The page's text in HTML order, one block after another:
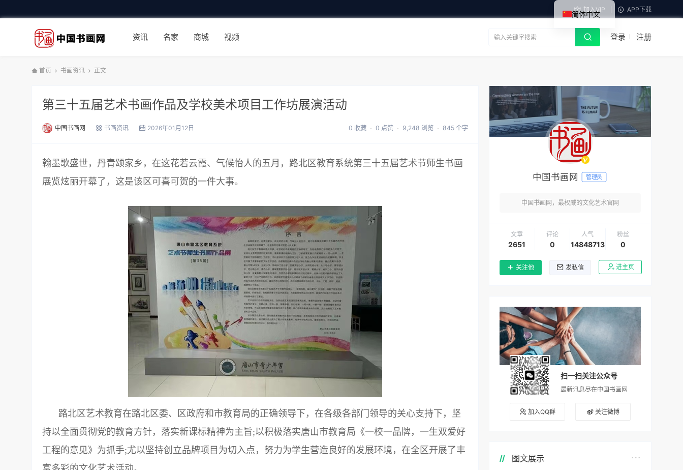
加入VIP APP下载
资讯 名家 商城 视频 登录 注册
首页 书画资讯 正文
第三十五届艺术书画作品及学校美术项目工作坊展演活动
中国书画网 书画资讯 2026年01月12日 0 收藏 0 点赞 9,248 浏览 845 个字
翰墨歌盛世，丹青颂家乡，在这花若云霞、气候怡人的五月，路北区教育系统第三十五届艺术节师生书画
展览炫丽开幕了，这是该区可喜可贺的一件大事。
路北区艺术教育在路北区委、区政府和市教育局的正确领导下，在各级各部门领导的关心支持下，坚
持以全面贯彻党的教育方针，落实新课标精神为主旨;以积极落实唐山市教育局《一校一品牌，一生双爱好
工程的意见》为抓手;尤以坚持创立品牌项目为切入点，努力为学生营造良好的发展环境，在全区开展了丰
中国书画网 管理员
中国书画网，最权威的文化艺术官网
文章
2651
评论
0
人气
14848713
粉丝
0
关注他 发私信 进主页
扫一扫关注公众号
最新讯息尽在中国书画网
加入QQ群 关注微博
图文展示
简体中文